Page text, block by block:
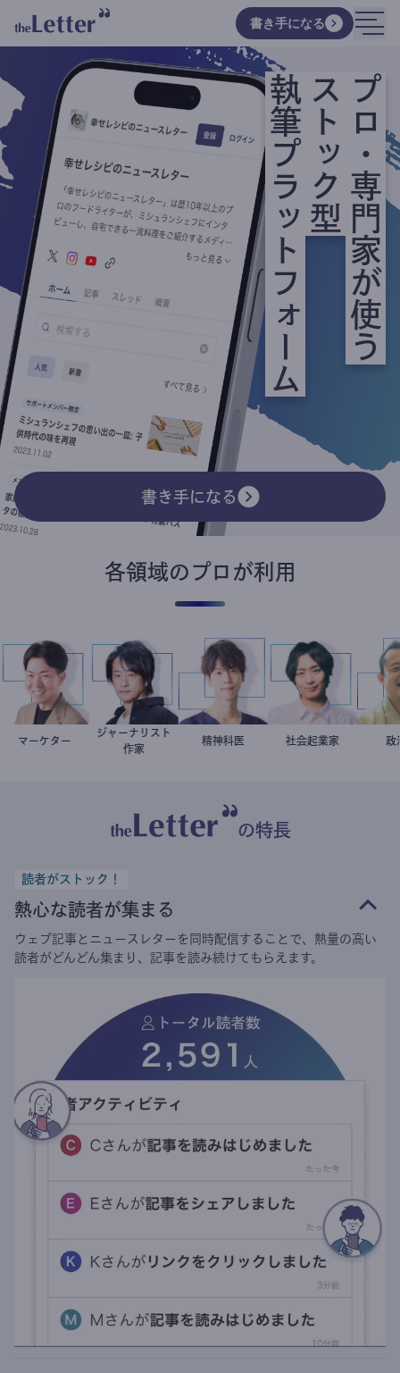
書き手になる
プロ・専門家が使う
ストック型
執筆プラットフォーム
書き手になる
各領域のプロが利用
室谷良平
マーケター 鈴木エイト
ジャーナリスト
作家
藤野智哉
精神科医 駒崎弘樹
社会起業家
の特長
読者がストック！
熱心な読者が集まる
ウェブ記事とニュースレターを同時配信することで、熱量の高い
読者がどんどん集まり、記事を読み続けてもらえます。